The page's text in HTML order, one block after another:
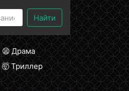
Найти
😫 Драма
🤯 Триллер